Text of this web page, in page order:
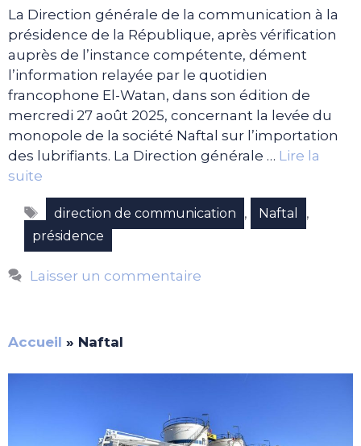
La Direction générale de la communication à la
présidence de la République, après vérification
auprès de l’instance compétente, dément
l’information relayée par le quotidien
francophone El-Watan, dans son édition de
mercredi 27 août 2025, concernant la levée du
monopole de la société Naftal sur l’importation
des lubrifiants. La Direction générale … Lire la
suite
Étiquettes
direction de communication , Naftal ,
présidence
Laisser un commentaire
Accueil » Naftal